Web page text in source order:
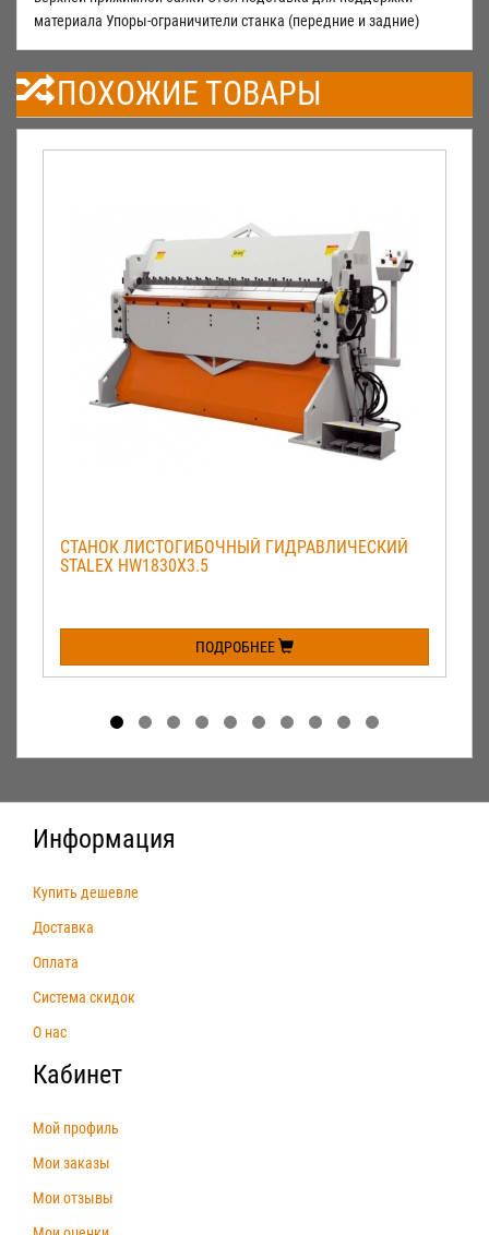
материала Упоры-ограничители станка (передние и задние)
ПОХОЖИЕ ТОВАРЫ
СТАНОК ЛИСТОГИБОЧНЫЙ ГИДРАВЛИЧЕСКИЙ
STALEX HW1830X3.5
ПОДРОБНЕЕ
Информация
Купить дешевле
Доставка
Оплата
Система скидок
О нас
Кабинет
Мой профиль
Мои заказы
Мои отзывы